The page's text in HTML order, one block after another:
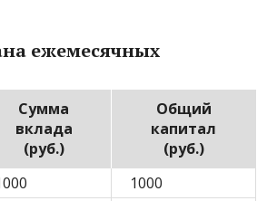
ежемесячных
Сумма
вклада
(руб.)
Общий
капитал
(руб.)
1000